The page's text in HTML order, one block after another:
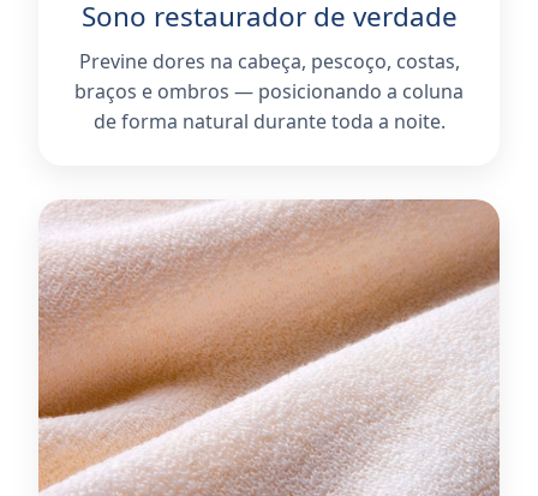
Sono restaurador de verdade
Previne dores na cabeça, pescoço, costas,
braços e ombros — posicionando a coluna
de forma natural durante toda a noite.